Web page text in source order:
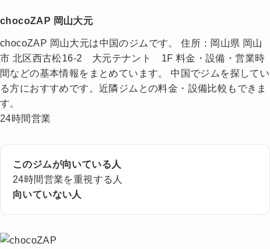
chocoZAP 岡山大元
chocoZAP 岡山大元は中国のジムです。 住所：岡山県 岡山
市 北区西古松16-2 大元テナント 1F 料金・設備・営業時
間などの基本情報をまとめています。 中国でジムを探してい
る方におすすめです。近隣ジムとの料金・設備比較もできま
す。
24時間営業
このジムが向いている人
24時間営業を重視する人
向いていない人